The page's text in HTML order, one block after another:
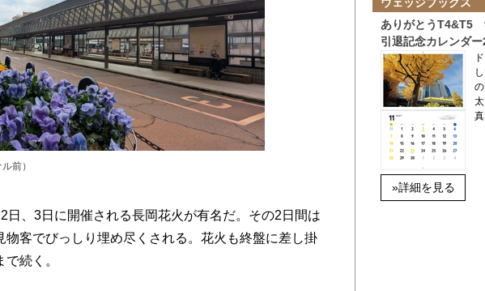
前）
、3日に開催される長岡花火が有名だ。その2日間は
客でびっしり埋め尽くされる。花火も終盤に差し掛
続く。
ありがとうT4&T5
引退記念カレンダ
»詳細を見る
真